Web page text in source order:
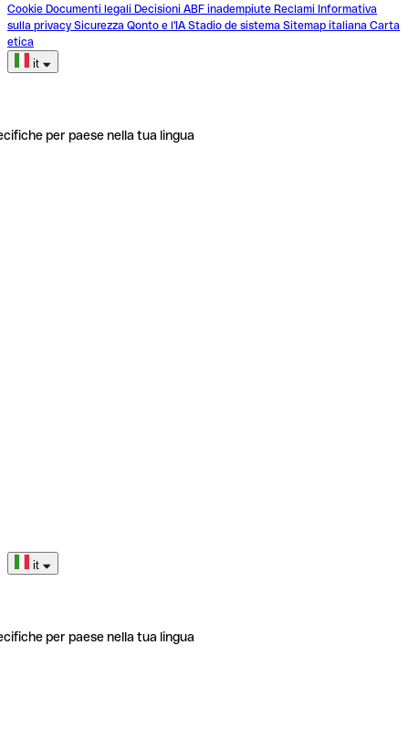
Cookie Documenti legali Decisioni ABF inadempiute Reclami Informativa
sulla privacy Sicurezza Qonto e l'IA Stadio de sistema Sitemap italiana Carta
etica
it
per paese nella tua lingua
it
per paese nella tua lingua